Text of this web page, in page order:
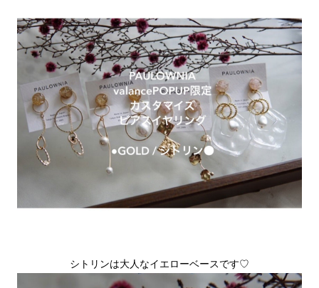
シトリンは大人なイエローベースです♡